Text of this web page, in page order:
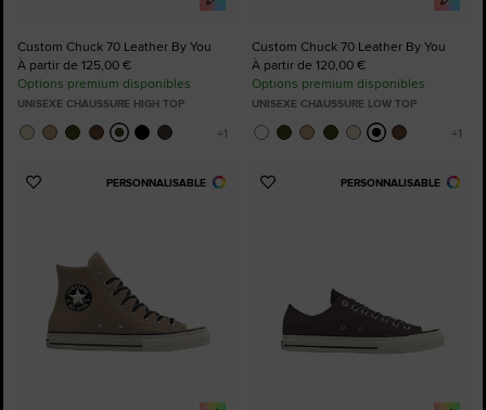
Custom Chuck 70 Leather By You
À partir de 125,00 €
Options premium disponibles
UNISEXE CHAUSSURE HIGH TOP
Custom Chuck 70 Leather By You
À partir de 120,00 €
Options premium disponibles
UNISEXE CHAUSSURE LOW TOP
PERSONNALISABLE
Ajouter
PERSONNALISABLE
Ajouter